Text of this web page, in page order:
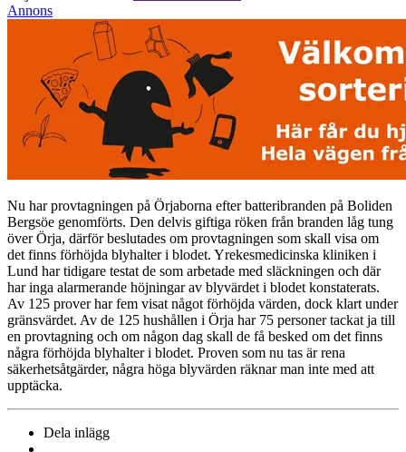
Annons
Nu har provtagningen på Örjaborna efter batteribranden på Boliden
Bergsöe genomförts. Den delvis giftiga röken från branden låg tung
över Örja, därför beslutades om provtagningen som skall visa om
det finns förhöjda blyhalter i blodet. Yrekesmedicinska kliniken i
Lund har tidigare testat de som arbetade med släckningen och där
har inga alarmerande höjningar av blyvärdet i blodet konstaterats.
Av 125 prover har fem visat något förhöjda värden, dock klart under
gränsvärdet. Av de 125 hushållen i Örja har 75 personer tackat ja till
en provtagning och om någon dag skall de få besked om det finns
några förhöjda blyhalter i blodet. Proven som nu tas är rena
säkerhetsåtgärder, några höga blyvärden räknar man inte med att
upptäcka.
Dela inlägg